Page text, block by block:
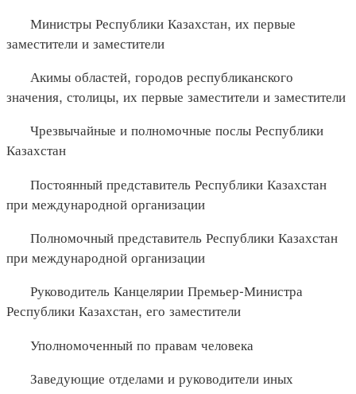
Министры Республики Казахстан, их первые
заместители и заместители
Акимы областей, городов республиканского
значения, столицы, их первые заместители и заместители
Чрезвычайные и полномочные послы Республики
Казахстан
Постоянный представитель Республики Казахстан
при международной организации
Полномочный представитель Республики Казахстан
при международной организации
Руководитель Канцелярии Премьер-Министра
Республики Казахстан, его заместители
Уполномоченный по правам человека
Заведующие отделами и руководители иных